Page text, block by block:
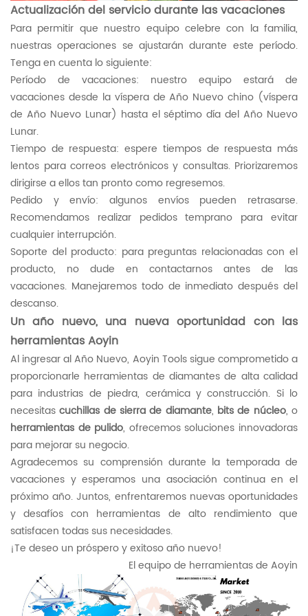
Actualización del servicio durante las vacaciones
Para permitir que nuestro equipo celebre con la familia,
nuestras operaciones se ajustarán durante este período.
Tenga en cuenta lo siguiente:
Período de vacaciones: nuestro equipo estará de
vacaciones desde la víspera de Año Nuevo chino (víspera
de Año Nuevo Lunar) hasta el séptimo día del Año Nuevo
Lunar.
Tiempo de respuesta: espere tiempos de respuesta más
lentos para correos electrónicos y consultas. Priorizaremos
dirigirse a ellos tan pronto como regresemos.
Pedido y envío: algunos envíos pueden retrasarse.
Recomendamos realizar pedidos temprano para evitar
cualquier interrupción.
Soporte del producto: para preguntas relacionadas con el
producto, no dude en contactarnos antes de las
vacaciones. Manejaremos todo de inmediato después del
descanso.
Un año nuevo, una nueva oportunidad con las
herramientas Aoyin
Al ingresar al Año Nuevo, Aoyin Tools sigue comprometido a
proporcionarle herramientas de diamantes de alta calidad
para industrias de piedra, cerámica y construcción. Si lo
necesitascuchillas de sierra de diamante, bits de núcleo, o
herramientas de pulido, ofrecemos soluciones innovadoras
para mejorar su negocio.
Agradecemos su comprensión durante la temporada de
vacaciones y esperamos una asociación continua en el
próximo año. Juntos, enfrentaremos nuevas oportunidades
y desafíos con herramientas de alto rendimiento que
satisfacen todas sus necesidades.
¡Te deseo un próspero y exitoso año nuevo!
El equipo de herramientas de Aoyin